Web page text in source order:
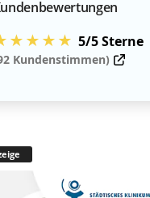
5/5 Sterne
Kundenstimmen)